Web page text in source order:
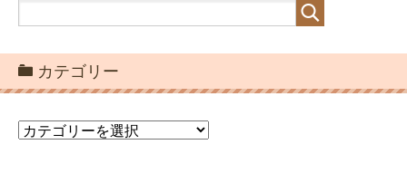
カテゴリー
カ